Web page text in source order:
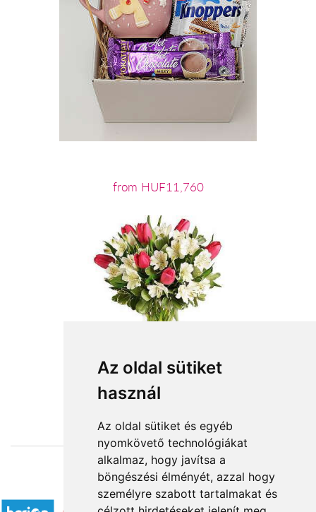
Az oldal sütiket
használ
Az oldal sütiket és egyéb
nyomkövető technológiákat
alkalmaz, hogy javítsa a
böngészési élményét, azzal hogy
személyre szabott tartalmakat és
from HUF11,760
from HUF30,000
Accepted payment methods